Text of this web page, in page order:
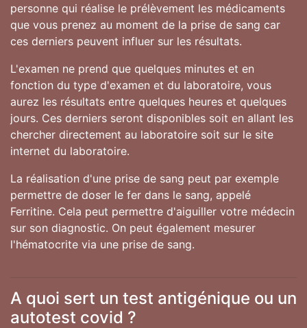
personne qui réalise le prélèvement les médicaments
que vous prenez au moment de la prise de sang car
ces derniers peuvent influer sur les résultats.
L'examen ne prend que quelques minutes et en
fonction du type d'examen et du laboratoire, vous
aurez les résultats entre quelques heures et quelques
jours. Ces derniers seront disponibles soit en allant les
chercher directement au laboratoire soit sur le site
internet du laboratoire.
La réalisation d'une prise de sang peut par exemple
permettre de doser le fer dans le sang, appelé
Ferritine. Cela peut permettre d'aiguiller votre médecin
sur son diagnostic. On peut également mesurer
l'hématocrite via une prise de sang.
A quoi sert un test antigénique ou un
autotest covid ?